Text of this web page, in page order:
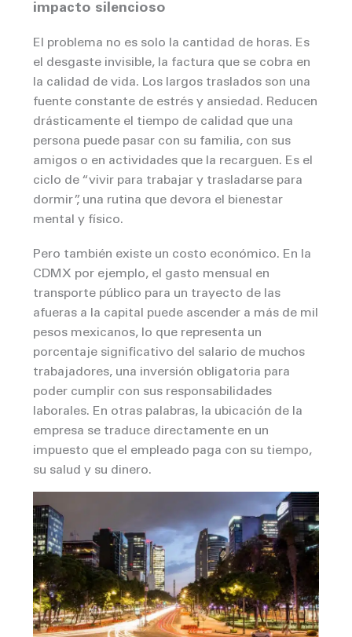
impacto silencioso
El problema no es solo la cantidad de horas. Es
el desgaste invisible, la factura que se cobra en
la calidad de vida. Los largos traslados son una
fuente constante de estrés y ansiedad. Reducen
drásticamente el tiempo de calidad que una
persona puede pasar con su familia, con sus
amigos o en actividades que la recarguen. Es el
ciclo de “vivir para trabajar y trasladarse para
dormir”, una rutina que devora el bienestar
mental y físico.
Pero también existe un costo económico. En la
CDMX por ejemplo, el gasto mensual en
transporte público para un trayecto de las
afueras a la capital puede ascender a más de mil
pesos mexicanos, lo que representa un
porcentaje significativo del salario de muchos
trabajadores, una inversión obligatoria para
poder cumplir con sus responsabilidades
laborales. En otras palabras, la ubicación de la
empresa se traduce directamente en un
impuesto que el empleado paga con su tiempo,
su salud y su dinero.